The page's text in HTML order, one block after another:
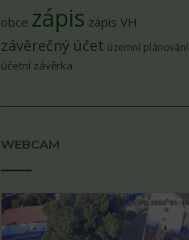
obce zápis zápis VH
závěrečný účet územní plánování
účetní závěrka
WEBCAM